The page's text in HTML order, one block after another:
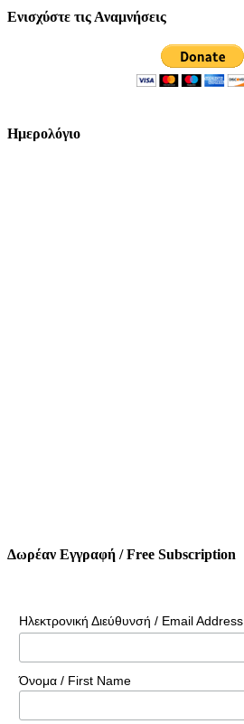
Ενισχύστε τις Αναμνήσεις
Ημερολόγιο
Δωρέαν Εγγραφή / Free Subscription
Ηλεκτρονική Διεύθυνσή / Email Address
Όνομα / First Name